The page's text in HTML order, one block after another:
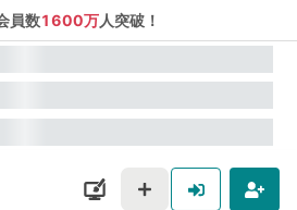
員数1600万人突破！